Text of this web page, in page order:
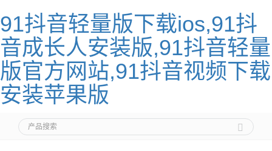
91抖音轻量版下载ios,91抖
音成长人安装版,91抖音轻量
版官方网站,91抖音视频下载
安装苹果版